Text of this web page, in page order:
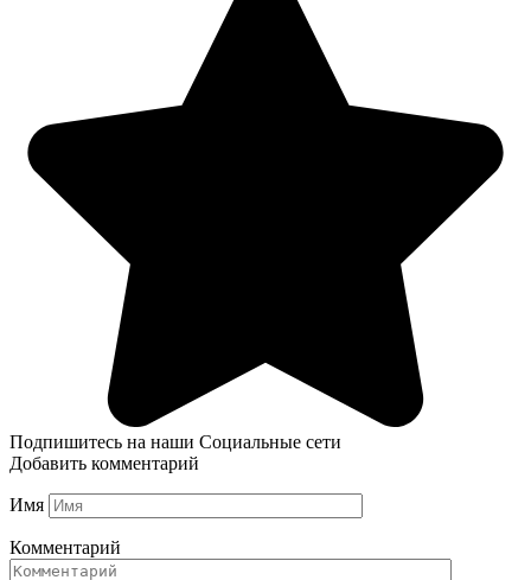
Подпишитесь на наши Социальные сети
Добавить комментарий
Имя
Комментарий